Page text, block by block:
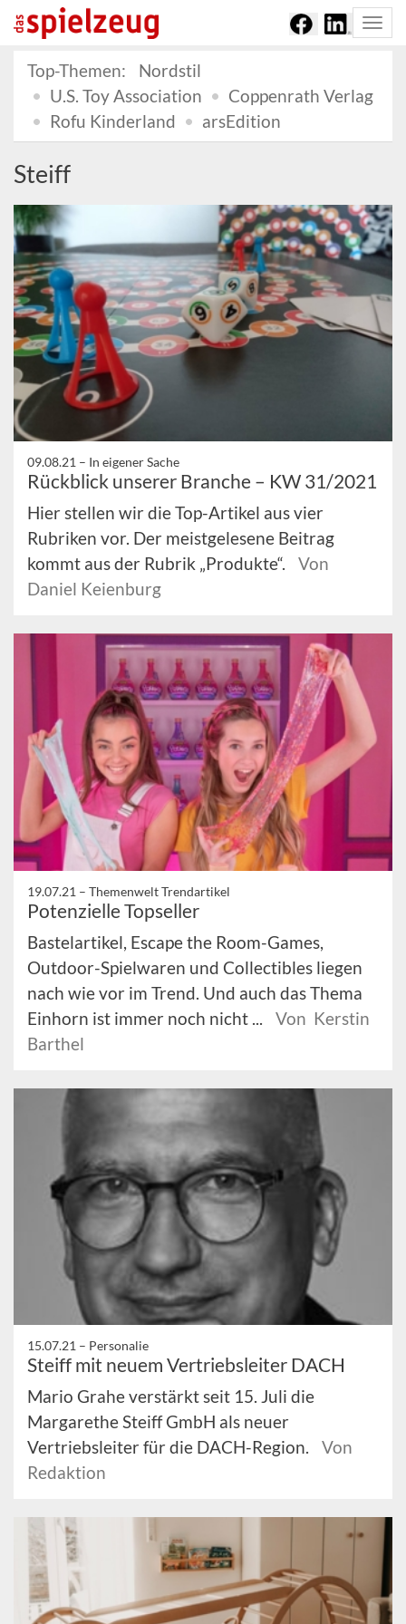
Top-Themen:
Nordstil
U.S. Toy Association
Coppenrath Verlag
Rofu Kinderland
arsEdition
Steiff
09.08.21 – In eigener Sache
Rückblick unserer Branche – KW 31/2021
Hier stellen wir die Top-Artikel aus vier
Rubriken vor. Der meistgelesene Beitrag
kommt aus der Rubrik „Produkte“.
Von
Daniel Keienburg
19.07.21 – Themenwelt Trendartikel
Potenzielle Topseller
Bastelartikel, Escape the Room-Games,
Outdoor-Spielwaren und Collectibles liegen
nach wie vor im Trend. Und auch das Thema
Einhorn ist immer noch nicht ...
Von Kerstin
Barthel
15.07.21 – Personalie
Steiff mit neuem Vertriebsleiter DACH
Mario Grahe verstärkt seit 15. Juli die
Margarethe Steiff GmbH als neuer
Vertriebsleiter für die DACH-Region.
Von
Redaktion